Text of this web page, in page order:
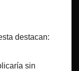
destacan:
sin